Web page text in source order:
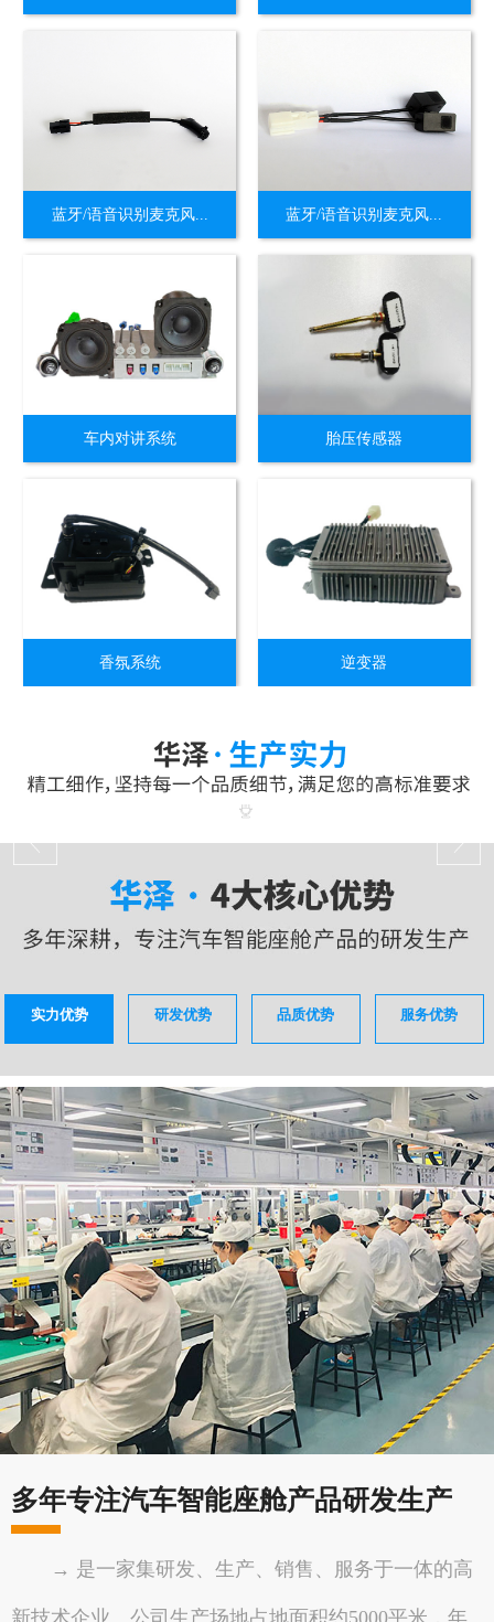
蓝牙/语音识别麦克风... 蓝牙/语音识别麦克风...
车内对讲系统 胎压传感器
香氛系统 逆变器
实力优势 研发优势 品质优势 服务优势
多年专注汽车智能座舱产品研发生产
→ 是一家集研发、生产、销售、服务于一体的高